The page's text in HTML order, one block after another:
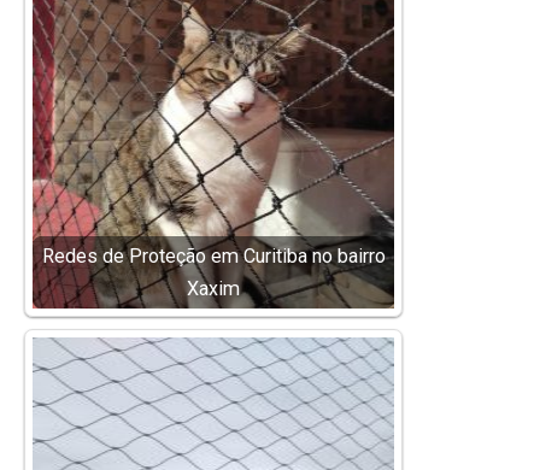
Redes de Proteção em Curitiba no bairro
Xaxim